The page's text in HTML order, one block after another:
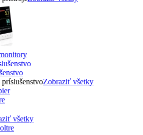
Zobraziť všetky
všetky